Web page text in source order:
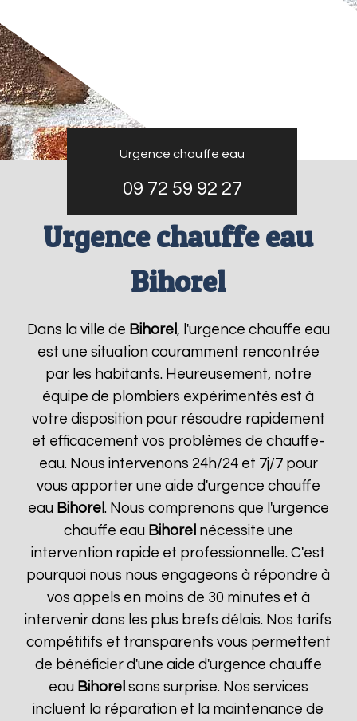
Urgence chauffe eau
09 72 59 92 27
Urgence chauffe eau
Bihorel
Dans la ville de Bihorel , l'urgence chauffe eau
est une situation couramment rencontrée
par les habitants. Heureusement, notre
équipe de plombiers expérimentés est à
votre disposition pour résoudre rapidement
et efficacement vos problèmes de chauffe-
eau. Nous intervenons 24h/24 et 7j/7 pour
vous apporter une aide d'urgence chauffe
eau Bihorel . Nous comprenons que l'urgence
chauffe eau Bihorel nécessite une
intervention rapide et professionnelle. C'est
pourquoi nous nous engageons à répondre à
vos appels en moins de 30 minutes et à
intervenir dans les plus brefs délais. Nos tarifs
compétitifs et transparents vous permettent
de bénéficier d'une aide d'urgence chauffe
eau Bihorel sans surprise. Nos services
incluent la réparation et la maintenance de